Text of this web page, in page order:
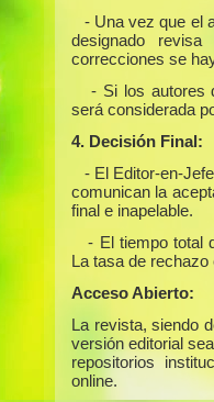
- Una vez que el
designado
correcciones se
- Si los autores
será considerada
4. Decisión Final:
- El Editor-en-
comunican la
final e inapelable.
- El tiempo total
La tasa de
Acceso Abierto:
La revista, siendo
versión editorial
repositorios
online.